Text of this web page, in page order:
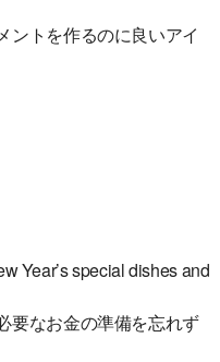
ントを作るのに良いアイ
Year’s special dishes and
要なお金の準備を忘れず